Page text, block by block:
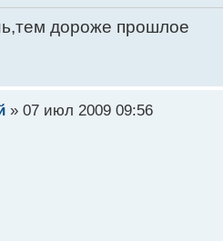
дороже прошлое
» 07 июл 2009 09:56